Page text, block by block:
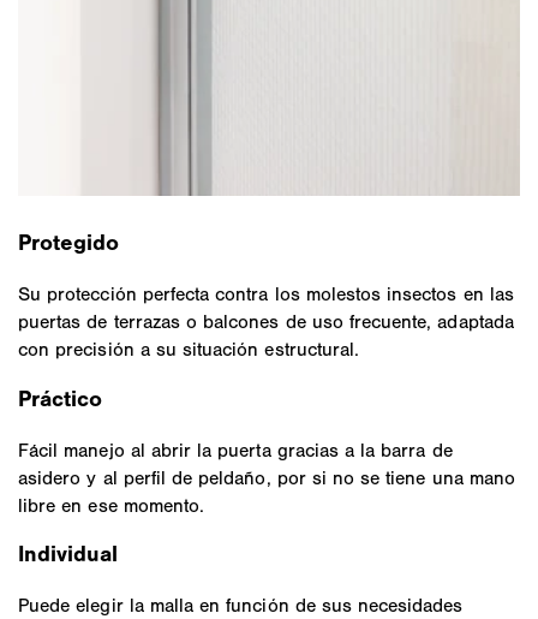
Protegido
Su protección perfecta contra los molestos insectos en las
puertas de terrazas o balcones de uso frecuente, adaptada
con precisión a su situación estructural.
Práctico
Fácil manejo al abrir la puerta gracias a la barra de
asidero y al perfil de peldaño, por si no se tiene una mano
libre en ese momento.
Individual
Puede elegir la malla en función de sus necesidades